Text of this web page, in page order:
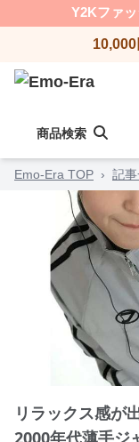
Y2Kファ
商品検索
Emo-Era TOP › 記
リラックス感が
2000年代薄手ジ